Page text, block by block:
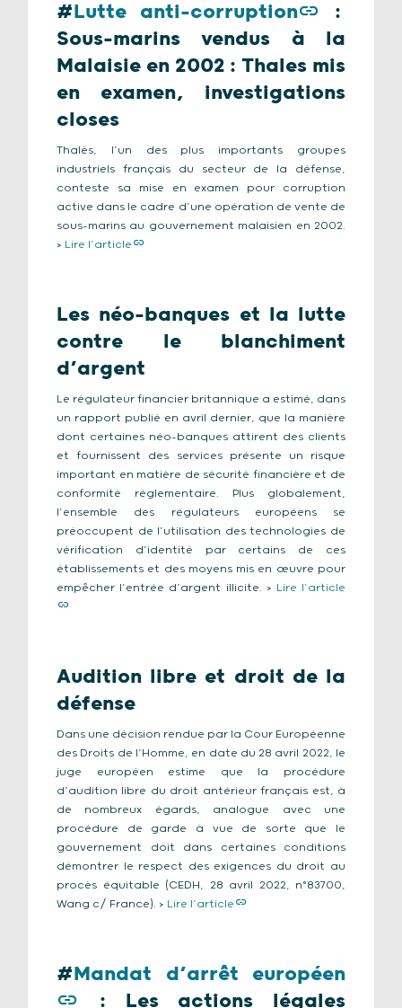
#Lutte anti-corruption
:
Sous-marins vendus à la
Malaisie en 2002 : Thales mis
en examen, investigations
closes
Thalès, l’un des plus importants groupes
industriels français du secteur de la défense,
conteste sa mise en examen pour corruption
active dans le cadre d’une opération de vente de
sous-marins au gouvernement malaisien en 2002.
> Lire l’article
Les néo-banques et la lutte
contre le blanchiment
d’argent
Le régulateur financier britannique a estimé, dans
un rapport publié en avril dernier, que la manière
dont certaines néo-banques attirent des clients
et fournissent des services présente un risque
important en matière de sécurité financière et de
conformité réglementaire. Plus globalement,
l’ensemble des régulateurs européens se
préoccupent de l’utilisation des technologies de
vérification d’identité par certains de ces
établissements et des moyens mis en œuvre pour
empêcher l’entrée d’argent illicite. > Lire l’article
Audition libre et droit de la
défense
Dans une décision rendue par la Cour Européenne
des Droits de l’Homme, en date du 28 avril 2022, le
juge européen estime que la procédure
d’audition libre du droit antérieur français est, à
de nombreux égards, analogue avec une
procédure de garde à vue de sorte que le
gouvernement doit dans certaines conditions
démontrer le respect des exigences du droit au
procès équitable (CEDH, 28 avril 2022, n°83700,
Wang c/ France). > Lire l’article
#Mandat d’arrêt européen
: Les actions légales